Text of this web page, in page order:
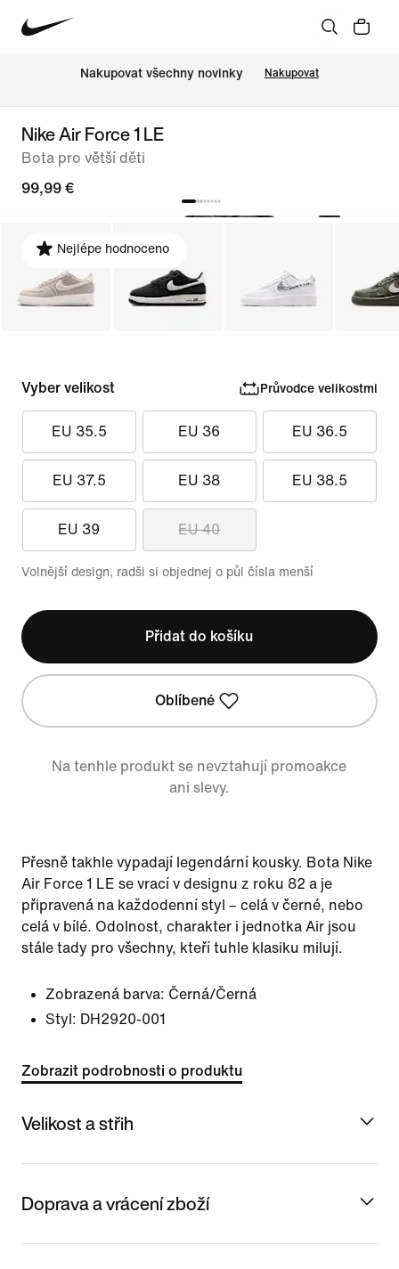
Nakupovat všechny novinky Nakupovat
Nike Air Force 1 LE
Bota pro větší děti
99,99 €
Nejlépe hodnoceno
Vyber velikost Průvodce velikostmi
EU 35.5 EU 36 EU 36.5
EU 37.5 EU 38 EU 38.5
EU 39 EU 40
Volnější design, radši si objednej o půl čísla menší
Přidat do košíku
Oblíbené
Na tenhle produkt se nevztahují promoakce
ani slevy.
Přesně takhle vypadají legendární kousky. Bota Nike
Air Force 1 LE se vrací v designu z roku 82 a je
připravená na každodenní styl – celá v černé, nebo
celá v bílé. Odolnost, charakter i jednotka Air jsou
stále tady pro všechny, kteří tuhle klasiku milují.
Zobrazená barva: Černá/Černá
Styl: DH2920-001
Zobrazit podrobnosti o produktu
Velikost a střih
Doprava a vrácení zboží